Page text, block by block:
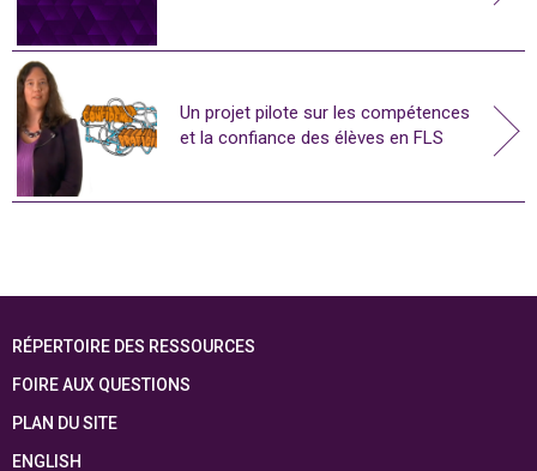
Un projet pilote sur les compétences
et la confiance des élèves en FLS
RÉPERTOIRE DES RESSOURCES
FOIRE AUX QUESTIONS
PLAN DU SITE
ENGLISH